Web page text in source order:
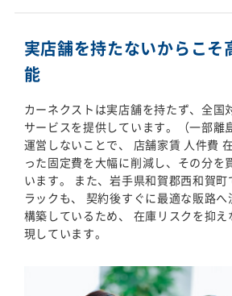
実店舗を持たないからこそ
能
カーネクストは実店舗を持たず、全国
サービスを提供しています。（一部離
運営しないことで、 店舗家賃 人件費
った固定費を大幅に削減し、その分を
います。 また、岩手県和賀郡西和賀
ラックも、 契約後すぐに最適な販路
構築しているため、 在庫リスクを抑
現しています。